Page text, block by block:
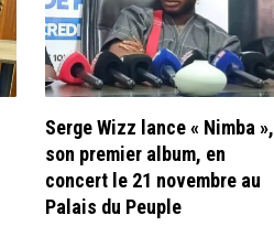
Serge Wizz lance « Nimba »,
son premier album, en
concert le 21 novembre au
Palais du Peuple